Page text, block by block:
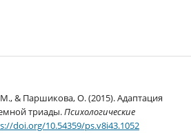
& Паршикова, О. (2015). Адаптация
триады.Психологические
doi.org/10.54359/ps.v8i43.1052